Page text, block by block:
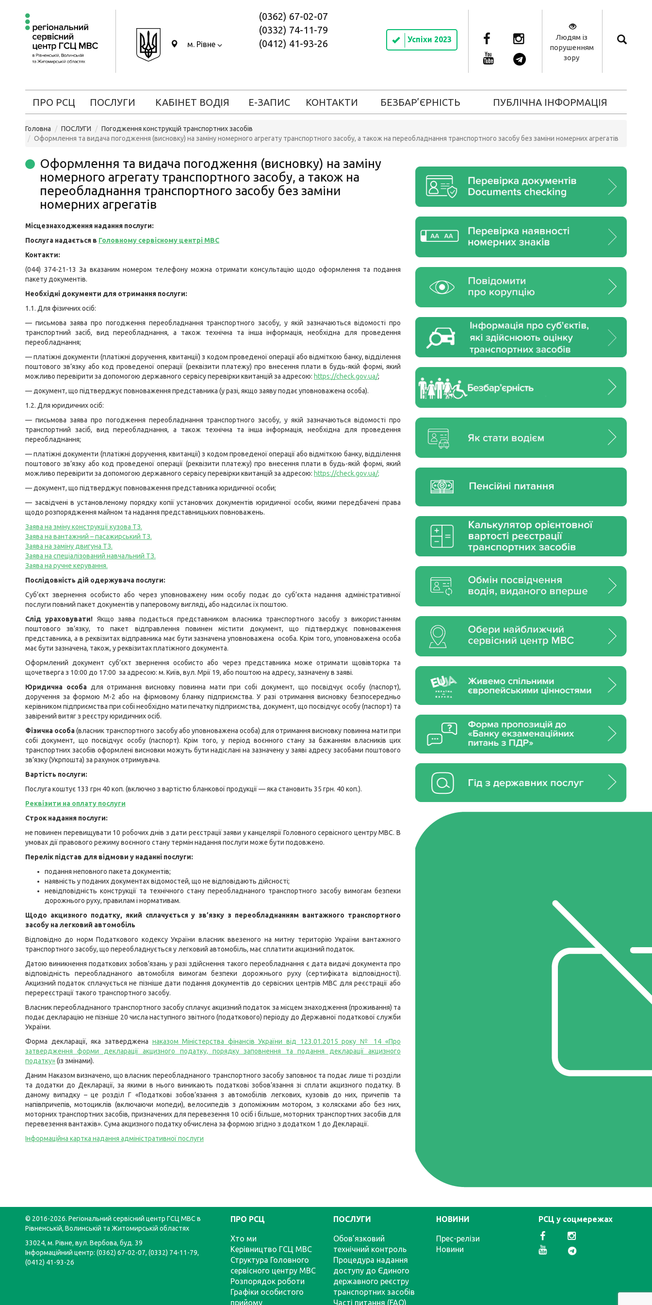
м. Рівне
(0362) 67-02-07
(0332) 74-11-79
(0412) 41-93-26
Успіхи 2023
Людям із
порушенням
зору
ПРО РСЦ ПОСЛУГИ КАБІНЕТ ВОДІЯ Е-ЗАПИС КОНТАКТИ БЕЗБАР’ЄРНІСТЬ ПУБЛІЧНА ІНФОРМАЦІЯ
Головна ПОСЛУГИ
Погодження конструкцій транспортних засобів
Оформлення та видача погодження (висновку) на заміну номерного агрегату транспортного засобу, а також на переобладнання транспортного засобу без заміни номерних агрегатів
Оформлення та видача погодження (висновку) на заміну
номерного агрегату транспортного засобу, а також на
переобладнання транспортного засобу без заміни
номерних агрегатів
Місцезнаходження надання послуги:
Послуга надається в Головному сервісному центрі МВС
Контакти:
(044) 374-21-13 За вказаним номером телефону можна отримати консультацію щодо оформлення та подання
пакету документів.
Необхідні документи для отримання послуги:
1.1. Для фізичних осіб:
— письмова заява про погодження переобладнання транспортного засобу, у якій зазначаються відомості про
транспортний засіб, вид переобладнання, а також технічна та інша інформація, необхідна для проведення
переобладнання;
— платіжні документи (платіжні доручення, квитанції) з кодом проведеної операції або відміткою банку, відділення
поштового зв’язку або код проведеної операції (реквізити платежу) про внесення плати в будь-якій формі, який
можливо перевірити за допомогою державного сервісу перевірки квитанцій за адресою: https://check.gov.ua/;
— документ, що підтверджує повноваження представника (у разі, якщо заяву подає уповноважена особа).
1.2. Для юридичних осіб:
— письмова заява про погодження переобладнання транспортного засобу, у якій зазначаються відомості про
транспортний засіб, вид переобладнання, а також технічна та інша інформація, необхідна для проведення
переобладнання;
— платіжні документи (платіжні доручення, квитанції) з кодом проведеної операції або відміткою банку, відділення
поштового зв’язку або код проведеної операції (реквізити платежу) про внесення плати в будь-якій формі, який
можливо перевірити за допомогою державного сервісу перевірки квитанцій за адресою: https://check.gov.ua/;
— документ, що підтверджує повноваження представника юридичної особи;
— засвідчені в установленому порядку копії установчих документів юридичної особи, якими передбачені права
щодо розпорядження майном та надання представницьких повноважень.
Заява на зміну конструкції кузова ТЗ.
Заява на вантажний – пасажирський ТЗ.
Заява на заміну двигуна ТЗ.
Заява на спеціалізований навчальний ТЗ.
Заява на ручне керування.
Послідовність дій одержувача послуги:
Суб’єкт звернення особисто або через уповноважену ним особу подає до суб’єкта надання адміністративної
послуги повний пакет документів у паперовому вигляді, або надсилає їх поштою.
Слід ураховувати! Якщо заява подається представником власника транспортного засобу з використанням
поштового зв’язку, то пакет відправлення повинен містити документ, що підтверджує повноваження
представника, а в реквізитах відправника має бути зазначена уповноважена особа. Крім того, уповноважена особа
має бути зазначена, також, у реквізитах платіжного документа.
Оформлений документ суб’єкт звернення особисто або через представника може отримати щовівторка та
щочетверга з 10:00 до 17:00 за адресою: м. Київ, вул. Мрії 19, або поштою на адресу, зазначену в заяві.
Юридична особадля отримання висновку повинна мати при собі документ, що посвідчує особу (паспорт),
доручення за формою М-2 або на фірмовому бланку підприємства. У разі отримання висновку безпосередньо
керівником підприємства при собі необхідно мати печатку підприємства, документ, що посвідчує особу (паспорт) та
завірений витяг з реєстру юридичних осіб.
Фізична особа(власник транспортного засобу або уповноважена особа) для отримання висновку повинна мати при
собі документ, що посвідчує особу (паспорт). Крім того, у період воєнного стану за бажанням власників цих
транспортних засобів оформлені висновки можуть бути надіслані на зазначену у заяві адресу засобами поштового
зв’язку (Укрпошта) за рахунок отримувача.
Вартість послуги:
Послуга коштує 133 грн 40 коп. (включно з вартістю бланкової продукції — яка становить 35 грн. 40 коп.).
Реквізити на оплату послуги
Строк надання послуги:
не повинен перевищувати 10 робочих днів з дати реєстрації заяви у канцелярії Головного сервісного центру МВС. В
умовах дії правового режиму воєнного стану термін надання послуги може бути подовжено.
Перелік підстав для відмови у наданні послуги:
подання неповного пакета документів;
наявність у поданих документах відомостей, що не відповідають дійсності;
невідповідність конструкції та технічного стану переобладнаного транспортного засобу вимогам безпеки
дорожнього руху, правилам і нормативам.
Щодо акцизного податку, який сплачується у зв’язку з переобладнанням вантажного транспортного
засобу на легковий автомобіль
Відповідно до норм Податкового кодексу України власник ввезеного на митну територію України вантажного
транспортного засобу, що переобладнується у легковий автомобіль, має сплатити акцизний податок.
Датою виникнення податкових зобов’язань у разі здійснення такого переобладнання є дата видачі документа про
відповідність переобладнаного автомобіля вимогам безпеки дорожнього руху (сертифіката відповідності).
Акцизний податок сплачується не пізніше дати подання документів до сервісних центрів МВС для реєстрації або
перереєстрації такого транспортного засобу.
Власник переобладнаного транспортного засобу сплачує акцизний податок за місцем знаходження (проживання) та
подає декларацію не пізніше 20 числа наступного звітного (податкового) періоду до Державної податкової служби
України.
Форма декларації, яка затверджена наказом Міністерства фінансів України від 123.01.2015 року № 14 «Про
затвердження форми декларації акцизного податку, порядку заповнення та подання декларації акцизного
податку»(із змінами).
Даним Наказом визначено, що власник переобладнаного транспортного засобу заповнює та подає лише ті розділи
та додатки до Декларації, за якими в нього виникають податкові зобов’язання зі сплати акцизного податку. В
даному випадку – це розділ Г «Податкові зобов’язання з автомобілів легкових, кузовів до них, причепів та
напівпричепів, мотоциклів (включаючи мопеди), велосипедів з допоміжним мотором, з колясками або без них,
моторних транспортних засобів, призначених для перевезення 10 осіб і більше, моторних транспортних засобів для
перевезення вантажів». Сума акцизного податку обчислена за формою згідно з додатком 1 до Декларації.
Інформаційна картка надання адміністративної послуги
© 2016-2026. Регіональний сервісний центр ГСЦ МВС в
Рівненській, Волинській та Житомирській областях
33024, м. Рівне, вул. Вербова, буд. 39
Інформаційний центр: (0362) 67-02-07, (0332) 74-11-79,
(0412) 41-93-26
ПРО РСЦ
Хто ми
Керівництво ГСЦ МВС
Структура Головного
сервісного центру МВС
Розпорядок роботи
Графіки особистого
прийому
ПОСЛУГИ
Обов’язковий
технічний контроль
Процедура надання
доступу до Єдиного
державного реєстру
транспортних засобів
Часті питання (FAQ)
НОВИНИ
Прес-релізи
Новини
РСЦ у соцмережах